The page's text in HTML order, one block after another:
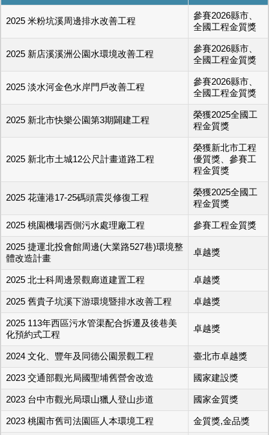
2025 米粉坑溪周邊排水改善工程
參賽2026縣市、
全國工程金質獎
2025 新店溪溪洲公園水環境改善工程
參賽2026縣市、
全國工程金質獎
2025 淡水河金色水岸門戶改善工程
參賽2026縣市、
全國工程金質獎
2025 新北市快樂公園第3期闢建工程
榮獲2025全國工
程金質獎
2025 新北市土城12公尺計畫道路工程
榮獲新北市工程
優質獎、參賽工
程金質獎
2025 花蓮港17-25碼頭震災修復工程
榮獲2025全國工
程金質獎
2025 桃園機場西側污水處理廠工程 參賽工程金質獎
2025 捷運北投會館周邊(大業路527巷)環境整
體改造計畫
卓越獎
2025 北士科周邊景觀廊道建置工程 卓越獎
2025 舊貴子坑溪下游環境暨排水改善工程 卓越獎
2025 113年西區污水管渠配合拆遷及後巷美
化預約式工程
卓越獎
2024 文化、豐年及同德公園景觀工程 臺北市卓越獎
2023 交通部觀光局國聖埔舊營舍改造 國家建設獎
2023 台中市觀光局環山獵人登山步道 國家金質獎
2023 桃園市舊司法園區人本環境工程 金質獎,金品獎